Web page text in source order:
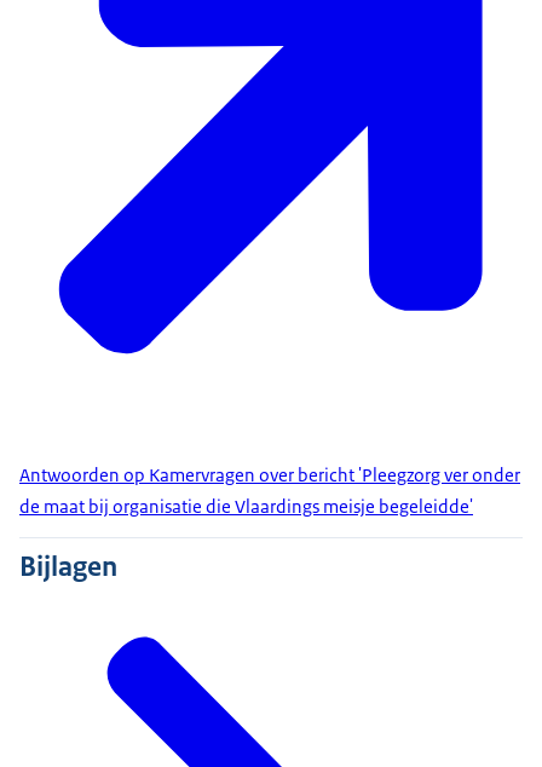
Antwoorden op Kamervragen over bericht 'Pleegzorg ver onder
de maat bij organisatie die Vlaardings meisje begeleidde'
Bijlagen